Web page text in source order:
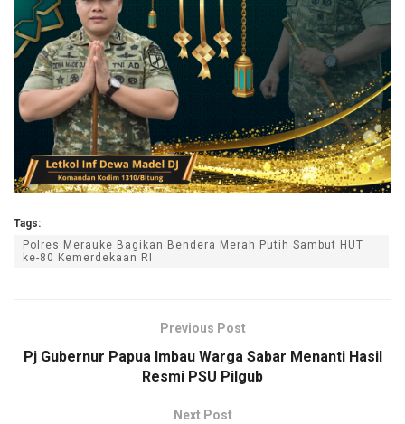
Tags:
Polres Merauke Bagikan Bendera Merah Putih Sambut HUT
ke-80 Kemerdekaan RI
Previous Post
Pj Gubernur Papua Imbau Warga Sabar Menanti Hasil
Resmi PSU Pilgub
Next Post